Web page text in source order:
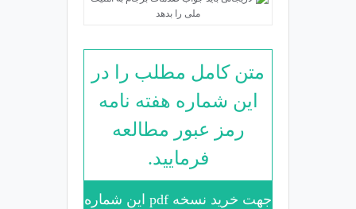
متن کامل مطلب را در
این شماره هفته نامه
رمز عبور مطالعه
فرمایید.
جهت خرید نسخه pdf این شماره